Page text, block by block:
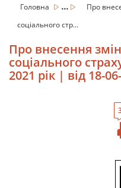
Головна ...
Про
соціального стр...
Про внесення
соціального
2021 рік | від 18-